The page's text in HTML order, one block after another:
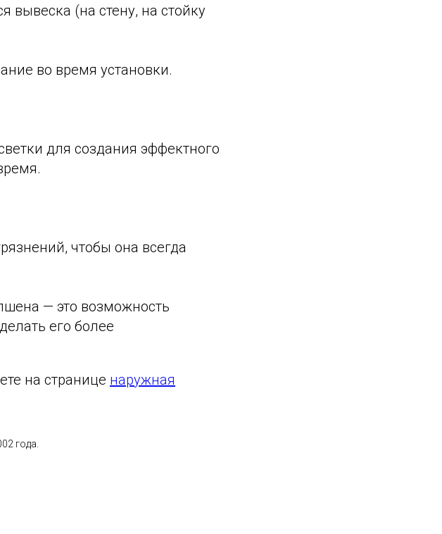
вывеска (на стену, на стойку
во время установки.
для создания эффектного
чтобы она всегда
— это возможность
его более
на странице наружная
года.